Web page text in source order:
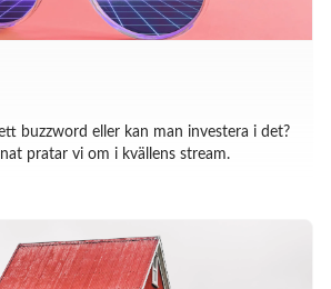
buzzword eller kan man investera i det?
pratar vi om i kvällens stream.